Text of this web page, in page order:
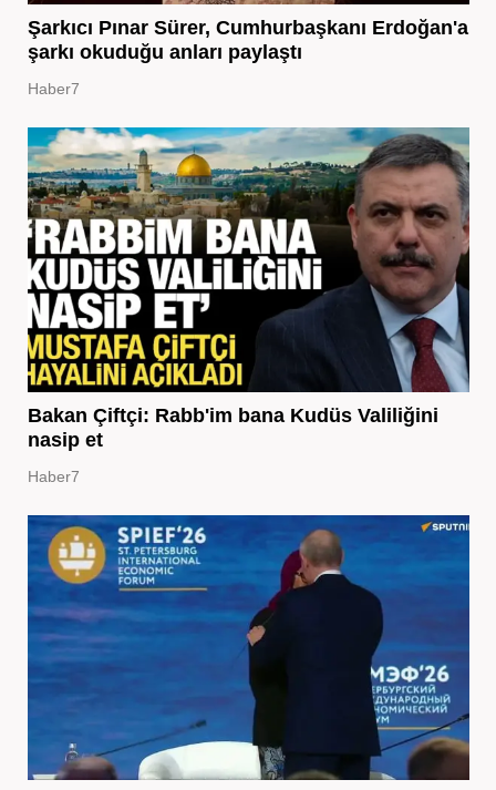
Şarkıcı Pınar Sürer, Cumhurbaşkanı Erdoğan'a
şarkı okuduğu anları paylaştı
Haber7
Bakan Çiftçi: Rabb'im bana Kudüs Valiliğini
nasip et
Haber7